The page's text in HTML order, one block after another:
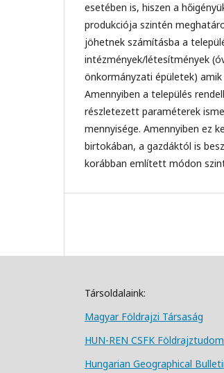
esetében is, hiszen a
produkciója szintén
jöhetnek számításba a
intézmények/létesítmények
önkormányzati épületek)
Amennyiben a település
részletezett paraméterek
mennyisége. Amennyiben ez
birtokában, a gazdáktól is
korábban említett módon
Társoldalaink:
Magyar Földrajzi Társaság
HUN-REN CSFK
Hungarian Geographical